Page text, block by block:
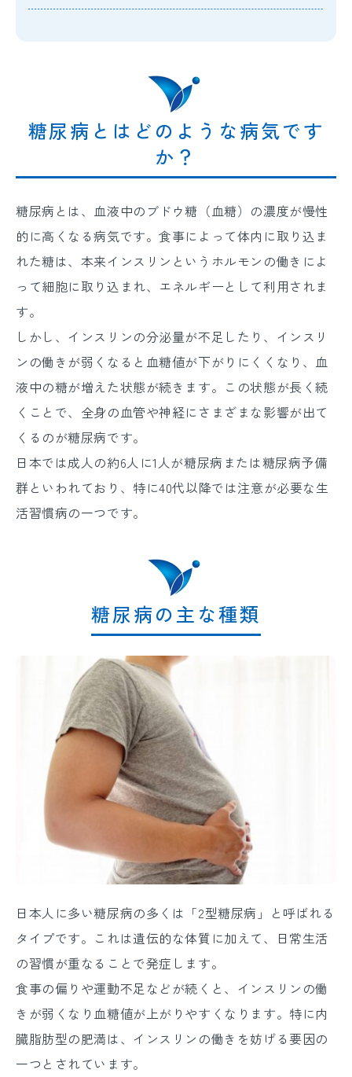
糖尿病とはどのような病気です
か？
糖尿病とは、血液中のブドウ糖（血糖）の濃度が慢性
的に高くなる病気です。食事によって体内に取り込ま
れた糖は、本来インスリンというホルモンの働きによ
って細胞に取り込まれ、エネルギーとして利用されま
す。
しかし、インスリンの分泌量が不足したり、インスリ
ンの働きが弱くなると血糖値が下がりにくくなり、血
液中の糖が増えた状態が続きます。この状態が長く続
くことで、全身の血管や神経にさまざまな影響が出て
くるのが糖尿病です。
日本では成人の約6人に1人が糖尿病または糖尿病予備
群といわれており、特に40代以降では注意が必要な生
活習慣病の一つです。
糖尿病の主な種類
日本人に多い糖尿病の多くは「2型糖尿病」と呼ばれる
タイプです。これは遺伝的な体質に加えて、日常生活
の習慣が重なることで発症します。
食事の偏りや運動不足などが続くと、インスリンの働
きが弱くなり血糖値が上がりやすくなります。特に内
臓脂肪型の肥満は、インスリンの働きを妨げる要因の
一つとされています。